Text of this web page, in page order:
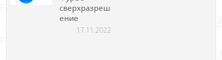
сверхразреш
ение
17.11.2022